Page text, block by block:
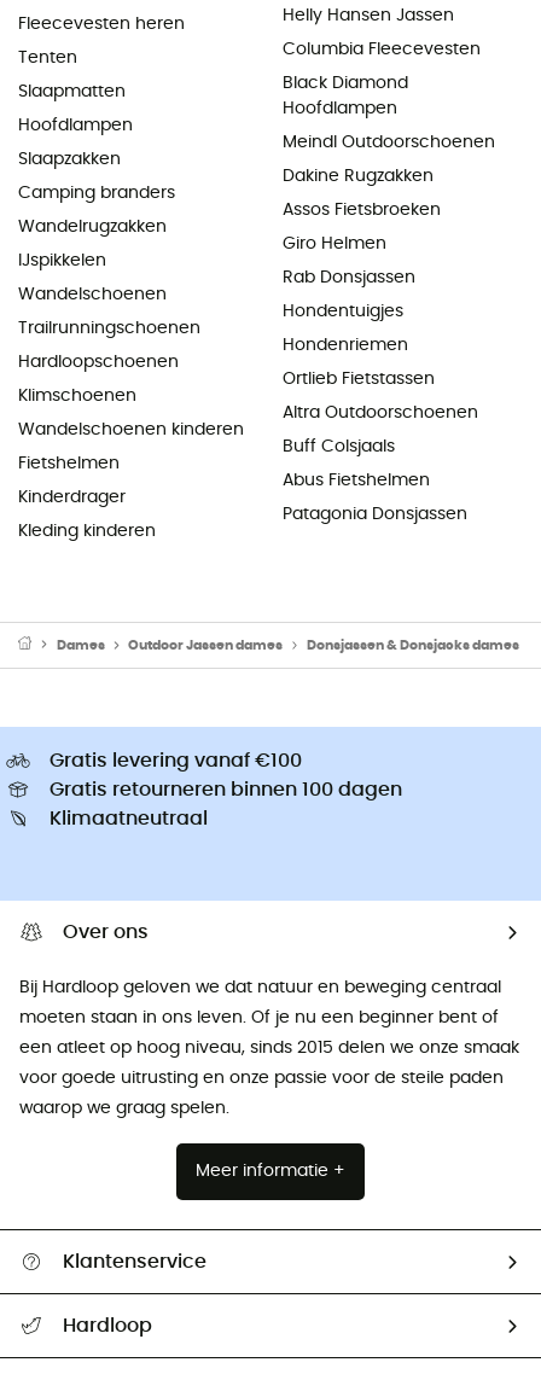
Fleecevesten heren
Tenten
Slaapmatten
Hoofdlampen
Slaapzakken
Camping branders
Wandelrugzakken
IJspikkelen
Wandelschoenen
Trailrunningschoenen
Hardloopschoenen
Klimschoenen
Wandelschoenen kinderen
Fietshelmen
Kinderdrager
Kleding kinderen
Helly Hansen Jassen
Columbia Fleecevesten
Black Diamond
Hoofdlampen
Meindl Outdoorschoenen
Dakine Rugzakken
Assos Fietsbroeken
Giro Helmen
Rab Donsjassen
Hondentuigjes
Hondenriemen
Ortlieb Fietstassen
Altra Outdoorschoenen
Buff Colsjaals
Abus Fietshelmen
Patagonia Donsjassen
Dames Outdoor Jassen dames Donsjassen & Donsjacks dames
Gratis levering vanaf €100
Gratis retourneren binnen 100 dagen
Klimaatneutraal
Over ons
Bij Hardloop geloven we dat natuur en beweging centraal
moeten staan ​​in ons leven. Of je nu een beginner bent of
een atleet op hoog niveau, sinds 2015 delen we onze smaak
voor goede uitrusting en onze passie voor de steile paden
waarop we graag spelen.
Meer informatie +
Klantenservice
Mijn zending volgen
Hardloop